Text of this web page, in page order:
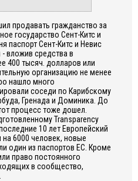
продавать гражданство за
государство Сент-Китс и
паспорт Сент-Китс и Невис
вложив средства в
400 тысяч. долларов или
организацию не менее
нашло много
соседи по Карибскому
Гренада и Доминика. До
процесс тоже дошел.
Transparency
10 лет Европейский
6000 человек, новые
один из паспортов ЕС. Кроме
право постоянного
в сообщество,